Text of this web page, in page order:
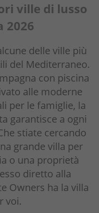
ville di lusso
2026
delle ville più
del Mediterraneo.
con piscina
alle moderne
per le famiglie, la
garantisce a ogni
stiate cercando
grande villa per
o una proprietà
diretto alla
Owners ha la villa
voi.